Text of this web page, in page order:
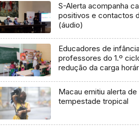
S-Alerta acompanha
positivos e contactos
(áudio)
Educadores de
professores do 1.º
redução da carga
Macau emitiu alerta de
tempestade tropical